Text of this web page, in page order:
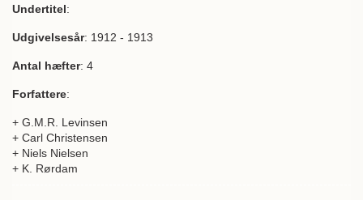
Undertitel:
Udgivelsesår: 1912 - 1913
Antal hæfter: 4
Forfattere:
+ G.M.R. Levinsen
+ Carl Christensen
+ Niels Nielsen
+ K. Rørdam